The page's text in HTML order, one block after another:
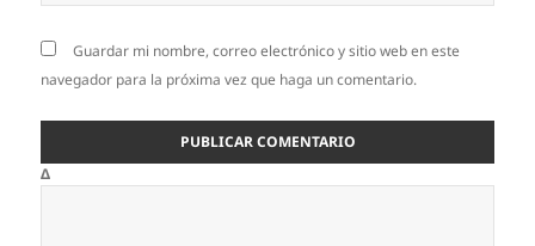
Guardar mi nombre, correo electrónico y sitio web en este
navegador para la próxima vez que haga un comentario.
Δ